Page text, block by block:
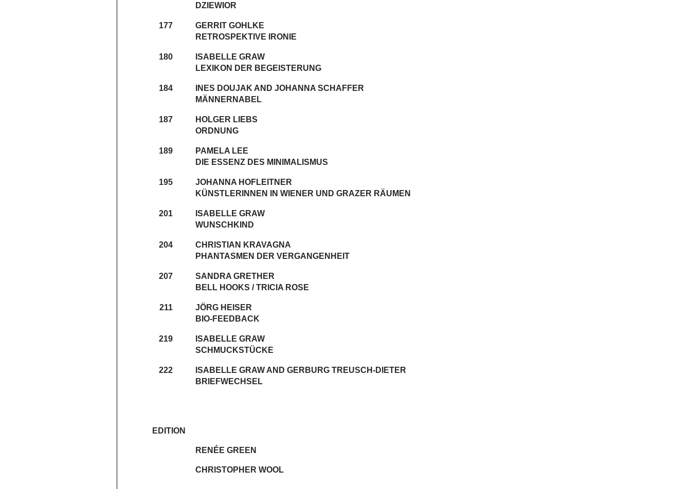
DZIEWIOR
177
GERRIT GOHLKE
RETROSPEKTIVE IRONIE
180
ISABELLE GRAW
LEXIKON DER BEGEISTERUNG
184
INES DOUJAK AND JOHANNA SCHAFFER
MÄNNERNABEL
187
HOLGER LIEBS
ORDNUNG
189
PAMELA LEE
DIE ESSENZ DES MINIMALISMUS
195
JOHANNA HOFLEITNER
KÜNSTLERINNEN IN WIENER UND GRAZER RÄUMEN
201
ISABELLE GRAW
WUNSCHKIND
204
CHRISTIAN KRAVAGNA
PHANTASMEN DER VERGANGENHEIT
207
SANDRA GRETHER
BELL HOOKS / TRICIA ROSE
211
JÖRG HEISER
BIO-FEEDBACK
219
ISABELLE GRAW
SCHMUCKSTÜCKE
222
ISABELLE GRAW AND GERBURG TREUSCH-DIETER
BRIEFWECHSEL
EDITION
RENÉE GREEN
CHRISTOPHER WOOL